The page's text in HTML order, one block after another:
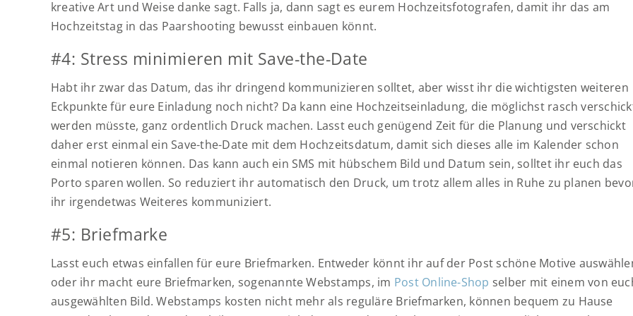
kreative Art und Weise danke sagt. Falls ja, dann sagt es eurem Hochzeitsfotografen, damit ihr das am
Hochzeitstag in das Paarshooting bewusst einbauen könnt.
#4: Stress minimieren mit Save-the-Date
Habt ihr zwar das Datum, das ihr dringend kommunizieren solltet, aber wisst ihr die wichtigsten weiteren
Eckpunkte für eure Einladung noch nicht? Da kann eine Hochzeitseinladung, die möglichst rasch
werden müsste, ganz ordentlich Druck machen. Lasst euch genügend Zeit für die Planung und verschickt
daher erst einmal ein Save-the-Date mit dem Hochzeitsdatum, damit sich dieses alle im Kalender schon
einmal notieren können. Das kann auch ein SMS mit hübschem Bild und Datum sein, solltet ihr euch das
Porto sparen wollen. So reduziert ihr automatisch den Druck, um trotz allem alles in Ruhe zu planen
ihr irgendetwas Weiteres kommuniziert.
#5: Briefmarke
Lasst euch etwas einfallen für eure Briefmarken. Entweder könnt ihr auf der Post schöne Motive
oder ihr macht eure Briefmarken, sogenannte Webstamps, im Post Online-Shop selber mit einem von
ausgewählten Bild. Webstamps kosten nicht mehr als reguläre Briefmarken, können bequem zu Hause